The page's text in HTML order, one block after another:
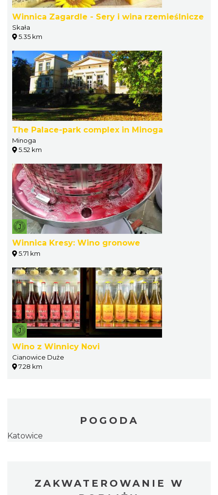
Winnica Zagardle - Sery i wina rzemieślnicze
Skała
5.35 km
The Palace-park complex in Minoga
Minoga
5.52 km
Winnica Kresy: Wino gronowe
5.71 km
Wino z Winnicy Novi
Cianowice Duże
7.28 km
POGODA
Katowice
ZAKWATEROWANIE W